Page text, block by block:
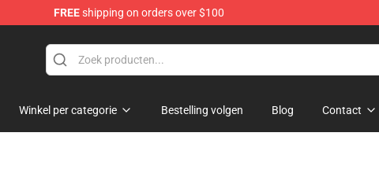
FREEshipping on orders over $100
Winkel per categorie Bestelling volgen Blog Contact